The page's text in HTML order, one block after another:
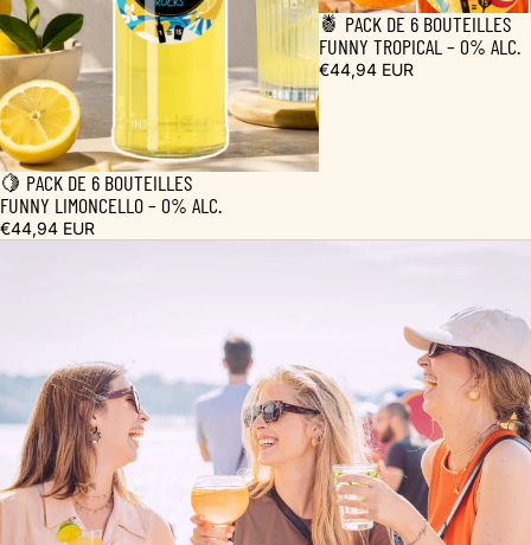
🍋 PACK DE 6 BOUTEILLES
FUNNY LIMONCELLO – 0% ALC.
€44,94 EUR
🍍 PACK DE 6 BOUTEILLES
FUNNY TROPICAL – 0% ALC.
€44,94 EUR